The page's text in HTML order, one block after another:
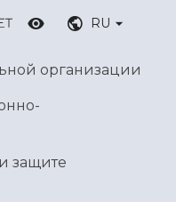
RU
организации
защите